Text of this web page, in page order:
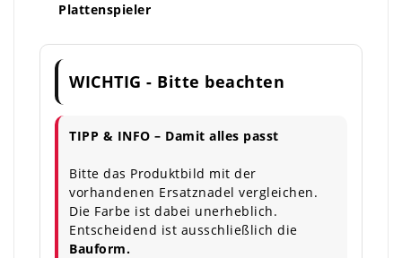
Plattenspieler
WICHTIG - Bitte beachten
TIPP & INFO – Damit alles passt
Bitte das Produktbild mit der
vorhandenen Ersatznadel vergleichen.
Die Farbe ist dabei unerheblich.
Entscheidend ist ausschließlich die
Bauform.